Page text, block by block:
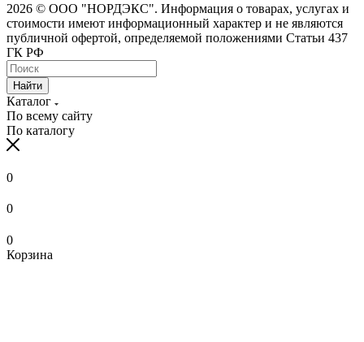
2026 © ООО "НОРДЭКС". Информация о товарах, услугах и
стоимости имеют информационный характер и не являются
публичной офертой, определяемой положениями Статьи 437
ГК РФ
Найти
Каталог
По всему сайту
По каталогу
0
0
0
Корзина